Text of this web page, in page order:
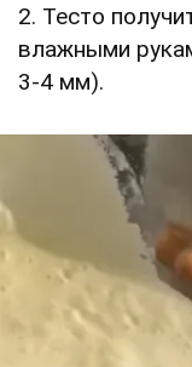
2. Тесто
влажными
3-4 мм).